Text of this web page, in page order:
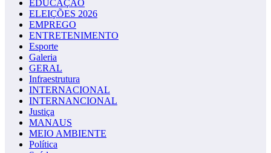
EDUCAÇÃO
ELEIÇÕES 2026
EMPREGO
ENTRETENIMENTO
Esporte
Galeria
GERAL
Infraestrutura
INTERNACIONAL
INTERNANCIONAL
Justiça
MANAUS
MEIO AMBIENTE
Política